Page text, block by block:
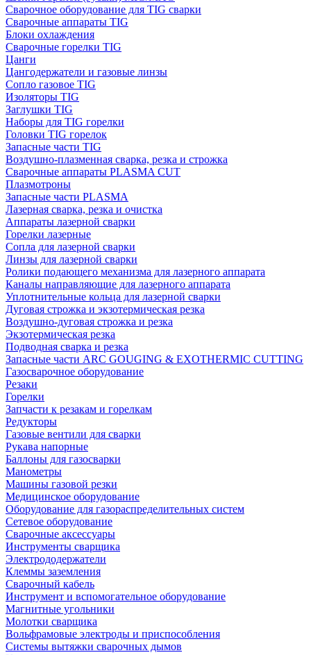
Сварочное оборудование для TIG сварки
Сварочные аппараты TIG
Блоки охлаждения
Сварочные горелки TIG
Цанги
Цангодержатели и газовые линзы
Сопло газовое TIG
Изоляторы TIG
Заглушки TIG
Наборы для TIG горелки
Головки TIG горелок
Запасные части TIG
Воздушно-плазменная сварка, резка и строжка
Сварочные аппараты PLASMA CUT
Плазмотроны
Запасные части PLASMA
Лазерная сварка, резка и очистка
Аппараты лазерной сварки
Горелки лазерные
Сопла для лазерной сварки
Линзы для лазерной сварки
Ролики подающего механизма для лазерного аппарата
Каналы направляющие для лазерного аппарата
Уплотнительные кольца для лазерной сварки
Дуговая строжка и экзотермическая резка
Воздушно-дуговая строжка и резка
Экзотермическая резка
Подводная сварка и резка
Запасные части ARC GOUGING & EXOTHERMIC CUTTING
Газосварочное оборудование
Резаки
Горелки
Запчасти к резакам и горелкам
Редукторы
Газовые вентили для сварки
Рукава напорные
Баллоны для газосварки
Манометры
Машины газовой резки
Медицинское оборудование
Оборудование для газораспределительных систем
Сетевое оборудование
Сварочные аксессуары
Инструменты сварщика
Электрододержатели
Клеммы заземления
Сварочный кабель
Инструмент и вспомогательное оборудование
Магнитные угольники
Молотки сварщика
Вольфрамовые электроды и приспособления
Системы вытяжки сварочных дымов